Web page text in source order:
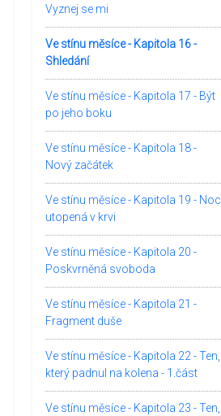
Vyznej se mi
Ve stínu měsíce - Kapitola 16 -
Shledání
Ve stínu měsíce - Kapitola 17 - Být
po jeho boku
Ve stínu měsíce - Kapitola 18 -
Nový začátek
Ve stínu měsíce - Kapitola 19 - Noc
utopená v krvi
Ve stínu měsíce - Kapitola 20 -
Poskvrněná svoboda
Ve stínu měsíce - Kapitola 21 -
Fragment duše
Ve stínu měsíce - Kapitola 22 - Ten,
který padnul na kolena - 1.část
Ve stínu měsíce - Kapitola 23 - Ten,